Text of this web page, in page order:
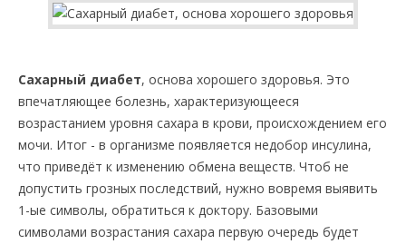
Сахарный диабет, основа хорошего здоровья. Это
впечатляющее болезнь, характеризующееся
возрастанием уровня сахара в крови, происхождением его
мочи. Итог - в организме появляется недобор инсулина,
что приведёт к изменению обмена веществ. Чтоб не
допустить грозных последствий, нужно вовремя выявить
1-ые символы, обратиться к доктору. Базовыми
символами возрастания сахара первую очередь будет